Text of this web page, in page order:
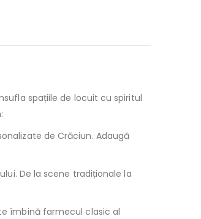
spațiile de locuit cu spiritul
de Crăciun. Adaugă
De la scene tradiționale la
îmbină farmecul clasic al